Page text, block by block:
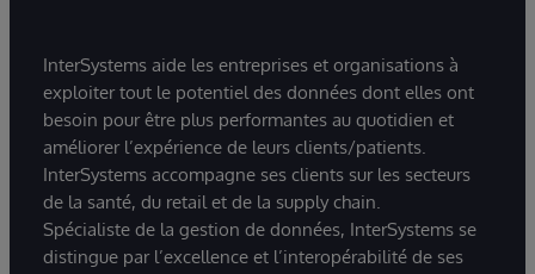
InterSystems aide les entreprises et organisations à
exploiter tout le potentiel des données dont elles ont
besoin pour être plus performantes au quotidien et
améliorer l’expérience de leurs clients/patients.
InterSystems accompagne ses clients sur les secteurs
de la santé, du retail et de la supply chain.
Spécialiste de la gestion de données, InterSystems se
distingue par l’excellence et l’interopérabilité de ses